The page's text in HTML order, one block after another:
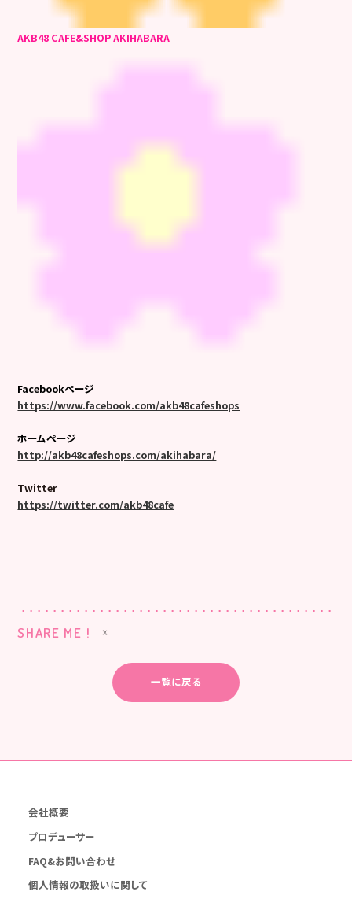
AKB48 CAFE&SHOP AKIHABARA
Facebookページ
https://www.facebook.com/akb48cafeshops
ホームページ
http://akb48cafeshops.com/akihabara/
Twitter
https://twitter.com/akb48cafe
SHARE ME !
一覧に戻る
会社概要
プロデューサー
FAQ&お問い合わせ
個人情報の取扱いに関して